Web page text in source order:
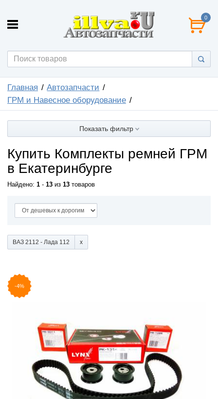
0
Главная
Автозапчасти
ГРМ и Навесное оборудование
Показать фильтр
Купить Комплекты ремней ГРМ
в Екатеринбурге
Найдено: 1 - 13 из 13 товаров
ВАЗ 2112 - Лада 112
-4%